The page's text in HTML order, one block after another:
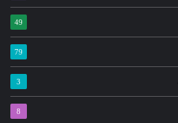
49
79
3
8